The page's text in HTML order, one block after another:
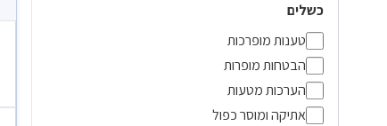
כשלים
טענות מופרכות
הבטחות מופרות
הערכות מטעות
אתיקה ומוסר כפול